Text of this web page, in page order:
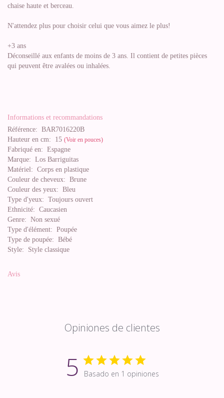
chaise haute et berceau.
N'attendez plus pour choisir celui que vous aimez le plus!
+3 ans
Déconseillé aux enfants de moins de 3 ans. Il contient de petites pièces
qui peuvent être avalées ou inhalées.
Informations et recommandations
Référence: BAR7016220B
Hauteur en cm: 15 (Voir en pouces)
Fabriqué en: Espagne
Marque: Los Barriguitas
Matériel: Corps en plastique
Couleur de cheveux: Brune
Couleur des yeux: Bleu
Type d'yeux: Toujours ouvert
Ethnicité: Caucasien
Genre: Non sexué
Type d'élément: Poupée
Type de poupée: Bébé
Style: Style classique
Avis
Opiniones de clientes
5 Basado en 1 opiniones